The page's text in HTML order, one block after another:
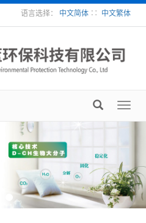
语言选择： 中文简体 ∷ 中文繁体